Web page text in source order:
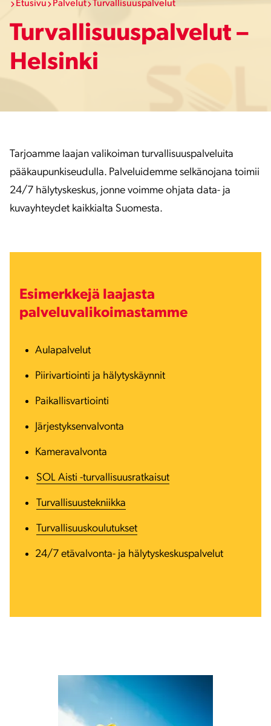
Etusivu Palvelut Turvallisuuspalvelut
Turvallisuuspalvelut –
Helsinki
Tarjoamme laajan valikoiman turvallisuuspalveluita
pääkaupunkiseudulla. Palveluidemme selkänojana toimii
24/7 hälytyskeskus, jonne voimme ohjata data- ja
kuvayhteydet kaikkialta Suomesta.
Esimerkkejä laajasta
palveluvalikoimastamme
Aulapalvelut
Piirivartiointi ja hälytyskäynnit
Paikallisvartiointi
Järjestyksenvalvonta
Kameravalvonta
SOL Aisti -turvallisuusratkaisut
Turvallisuustekniikka
Turvallisuuskoulutukset
24/7 etävalvonta- ja hälytyskeskuspalvelut